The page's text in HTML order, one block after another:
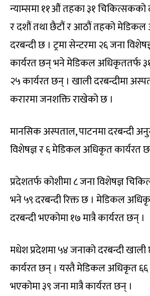
न्याम्समा ११औं तहका ३१ चिकित्सकको
र दशौं तथा छैटौं र आठौं तहको
दरबन्दी छ । ट्रमा सेन्टरमा २६ जना
कार्यरत छन् भने मेडिकल अधिकृततर्फ
२५ कार्यरत छन् । खाली दरबन्दीमा
करारमा जनशक्ति राखेको छ ।
मानसिक अस्पताल, पाटनमा दरबन्दी
विशेषज्ञ र ६ मेडिकल अधिकृत कार्यरत
प्रदेशतर्फ कोशीमा ८ जना विशेषज्ञ
भने ५९ दरबन्दी रिक्त छ । मेडिकल
दरबन्दी भएकोमा १७ मात्रै कार्यरत छन् ।
मधेश प्रदेशमा ५४ जनाको दरबन्दी खाली
कार्यरत छन् । यस्तै मेडिकल अधिकृत ६६
भएकोमा ३९ जना मात्रै कार्यरत छन् ।